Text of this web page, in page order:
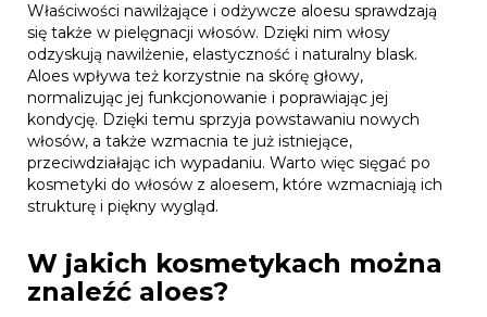
Właściwości nawilżające i odżywcze aloesu sprawdzają
się także w pielęgnacji włosów. Dzięki nim włosy
odzyskują nawilżenie, elastyczność i naturalny blask.
Aloes wpływa też korzystnie na skórę głowy,
normalizując jej funkcjonowanie i poprawiając jej
kondycję. Dzięki temu sprzyja powstawaniu nowych
włosów, a także wzmacnia te już istniejące,
przeciwdziałając ich wypadaniu. Warto więc sięgać po
kosmetyki do włosów z aloesem, które wzmacniają ich
strukturę i piękny wygląd.
W jakich kosmetykach można
znaleźć aloes?